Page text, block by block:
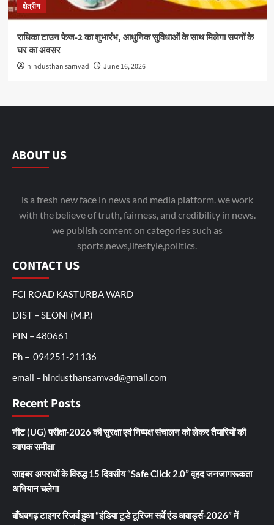
क्षेत्रीय
राधिका टाउन फेज-2 का शुभारंभ, आधुनिक सुविधाओं के साथ मिलेगा सपनों के
घर का अवसर
hindusthan samvad June 16, 2026
ABOUT US
is a fresh new face in news and media platform. we work
with the believe of truth, fairness, and credibility in news.
we publish content on categories such as
sports,news,lifestyle,politics.
CONTACT US
FCI ROAD KASTURBA WARD
DIST – SEONI (M.P.)
PIN – 480661
Ph – 094251-21136
email – hindusthansamvad@gmail.com
Recent Posts
नीट (UG) परीक्षा-2026 की सुरक्षा एवं निष्पक्ष संचालन को लेकर तैयारियों की
व्यापक समीक्षा
साइबर अपराधों के विरुद्ध 15 दिवसीय “Safe Click 2.0” वृहद जनजागरूकता
अभियान चलेगा
बाँधवगढ़ टाइगर रिजर्व हुआ “इंडिया टुडे टूरिज्म सर्वे एंड अवार्ड्स-2026” में